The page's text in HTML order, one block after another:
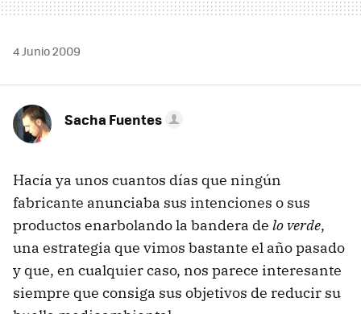
4 Junio 2009
Sacha Fuentes
Hacía ya unos cuantos días que ningún
fabricante anunciaba sus intenciones o sus
productos enarbolando la bandera de lo verde,
una estrategia que vimos bastante el año pasado
y que, en cualquier caso, nos parece interesante
siempre que consiga sus objetivos de reducir su